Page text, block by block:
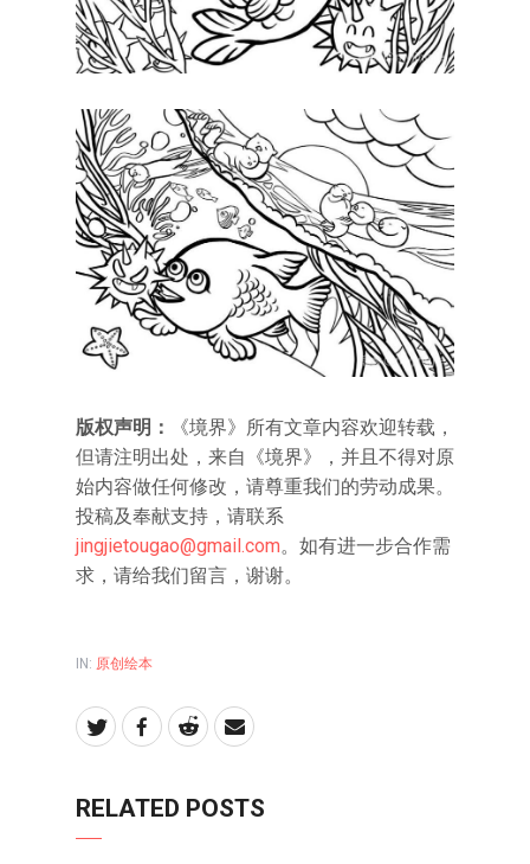
版权声明：
《境界》所有文章内容欢迎转载，
但请注明出处，来自《境界》，并且不得对原
始内容做任何修改，请尊重我们的劳动成果。
投稿及奉献支持，请联系
jingjietougao@gmail.com。如有进一步合作需
求，请给我们留言，谢谢。
IN: 原创绘本
RELATED POSTS